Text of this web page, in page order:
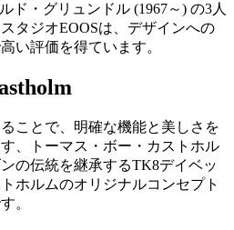
ド・グリュンドル (1967～) の3人
タジオEOOSは、デザインへの
い評価を得ています。
ことで、明確な機能と美しさを
、トーマス・ボー・カストホル
の伝統を継承するTK8デイベッ
ホルムのオリジナルコンセプト
。